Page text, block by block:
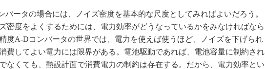
ータの場合には、ノイズ密度を基本的な尺度としてみればよいだろう。
密度をよくするためには、電力効率がどうなっているかをみなければなら
度A-Dコンバータの世界では、電力を使えば使うほど、ノイズを下げられ
費してよい電力には限界がある。電池駆動であれば、電池容量に制約され
なくても、熱設計面で消費電力の制約は存在する。だから、電力効率とい